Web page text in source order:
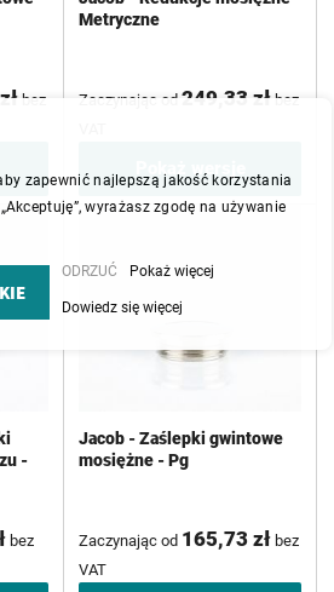
bez
Metryczne
Zaczynając od 249,33 zł bez
Pokaż wersje
-
bez
Jacob - Zaślepki gwintowe
mosiężne - Pg
Zaczynając od 165,73 zł bez
VAT
zapewnić najlepszą jakość korzystania
wyrażasz zgodę na używanie
ODRZUĆ Pokaż więcej
Dowiedz się więcej